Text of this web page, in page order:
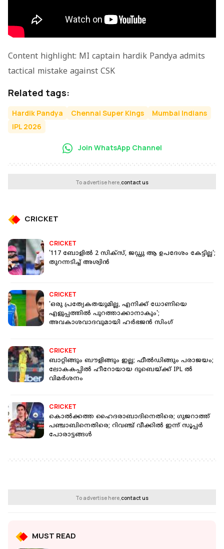
Content highlight: MI captain hardik Pandya admits
tactical mistake against CSK
Related tags:
Hardik Pandya Chennai Super Kings
Mumbai Indians
IPL 2026
Join WhatsApp Channel
To advertise here,contact us
CRICKET
CRICKET
'117 ബോളിൽ 2 സിക്സ്, ജഡ്ഡു ആ ഉപദേശം കേട്ടില്ല';
തുറന്നടിച്ച് അശ്വിന്‍
CRICKET
'ഒരു പ്രത്യേകതയുമില്ല, എനിക്ക് ധോണിയെ
എളുപ്പത്തിൽ പുറത്താക്കാനാകും';
അവകാശവാദവുമായി ഹർഭജൻ സിംഗ്
CRICKET
ബാറ്റിങ്ങും ബൗളിങ്ങും ഇല്ല; ഫീൽഡിങ്ങും പരാജയം;
ലോകകപ്പിൽ ഹീറോയായ ദുബെയ്ക്ക് IPL ൽ
വിമർശനം
CRICKET
കൊൽക്കത്ത ഹൈദരാബാദിനെതിരെ; ഗുജറാത്ത്
പഞ്ചാബിനെതിരെ; റിവഞ്ച് വീക്കിൽ ഇന്ന് സൂപ്പർ
പോരാട്ടങ്ങൾ
To advertise here,contact us
MUST READ